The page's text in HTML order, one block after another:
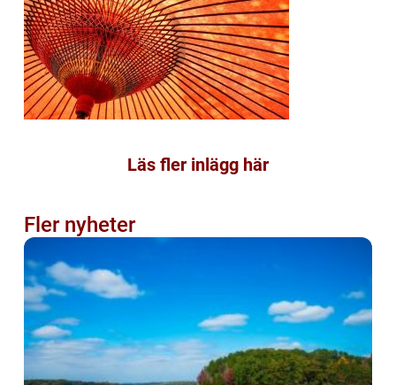
Läs fler inlägg här
Fler nyheter